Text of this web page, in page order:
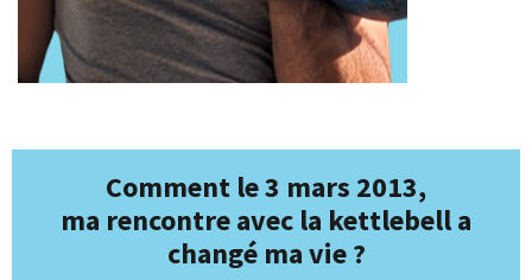
Comment le 3 mars 2013,
ma rencontre avec la kettlebell a
changé ma vie ?